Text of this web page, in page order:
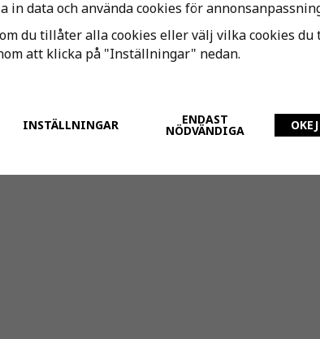
26 kr 64 kr
in data och använda cookies för
du tillåter alla cookies eller välj vilka cookies
att klicka på "Inställningar" nedan.
INSTÄLLNINGAR ENDAST
NÖDVÄNDIGA OKEJ